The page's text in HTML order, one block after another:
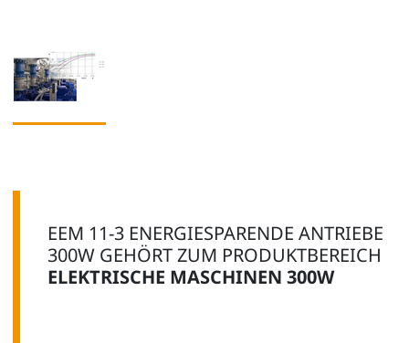
EEM 11-3 ENERGIESPARENDE ANTRIEBE
300W GEHÖRT ZUM PRODUKTBEREICH
ELEKTRISCHE MASCHINEN 300W